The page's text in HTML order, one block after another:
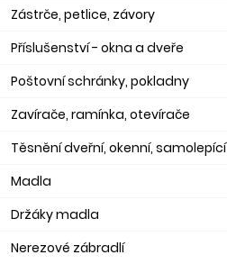
Zástrče, petlice, závory
Příslušenství - okna a dveře
Poštovní schránky, pokladny
Zavírače, ramínka, otevírače
Těsnění dveřní, okenní, samolepící
Madla
Držáky madla
Nerezové zábradlí